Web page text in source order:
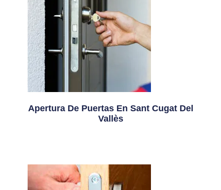
Apertura De Puertas En Sant Cugat Del
Vallès